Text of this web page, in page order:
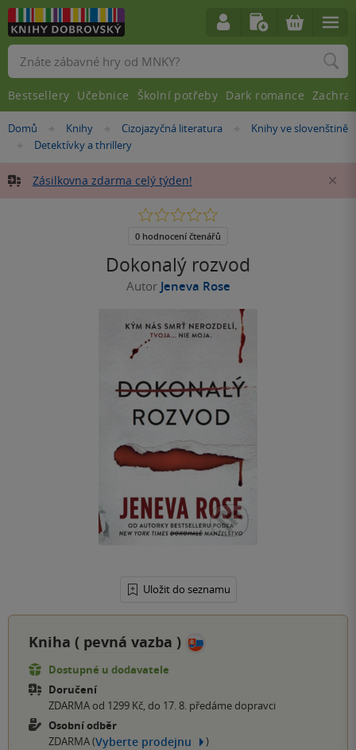
Nacházíte
Domů »Knihy »Cizojazyčná literatura »
Knihy ve slovenštině
»
Detektívky a thrillery
Zásilkovna zdarma celý týden!
Dokonalý rozvod
Autor Jeneva Rose
Uložit do seznamu
0.0
5
0 hodnocení čtenářů
Kniha ( pevná vazba )
Dostupné u dodavatele
Doručení
ZDARMA od 1299 Kč, do 17. 8. předáme dopravci
Osobní odběr
ZDARMA (Vyberte prodejnu )
Vyhledávání
Bestsellery Učebnice Školní potřeby Dark romance